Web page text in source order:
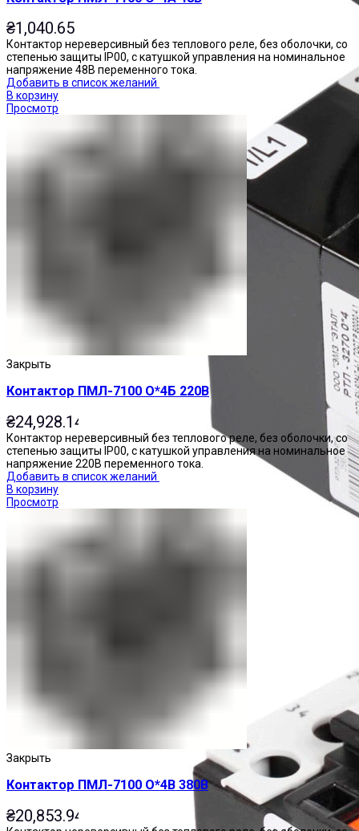
₴1,040.65
Контактор нереверсивный без теплового реле, без оболочки, со
степенью защиты IP00, с катушкой управления на номинальное
напряжение 48В переменного тока.
Добавить в список желаний
В корзину
Просмотр
Закрыть
Контактор ПМЛ-7100 О*4Б 220В
₴24,928.14
Контактор нереверсивный без теплового реле, без оболочки, со
степенью защиты IP00, с катушкой управления на номинальное
напряжение 220В переменного тока.
Добавить в список желаний
В корзину
Просмотр
Закрыть
Контактор ПМЛ-7100 О*4В 380В
₴20,853.94